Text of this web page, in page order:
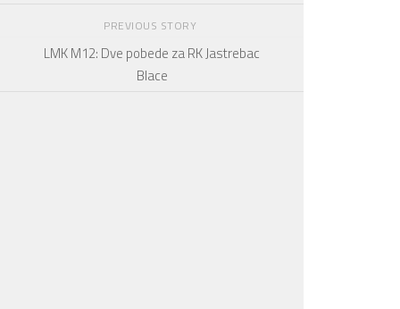
PREVIOUS STORY
LMK M12: Dve pobede za RK Jastrebac
Blace